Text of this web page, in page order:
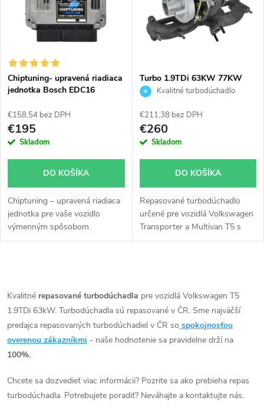
i
e
p
r
d
u
t
o
v
s
p
r
o
d
u
k
o
v
Chiptuning- upravená riadiaca
jednotka Bosch EDC16
€158,54 bez DPH
€195
Skladom
DO KOŠÍKA
Chiptuning – upravená riadiaca
jednotka pre vaše vozidlo
výmenným spôsobom.
Turbo 1.9TDi 63KW 77KW
AXB AXC Transporter
54399700020
Kvalitné turbodúchadlo
€211,38 bez DPH
€260
Skladom
DO KOŠÍKA
Repasované turbodúchadlo
určené pre vozidlá Volkswagen
Transporter a Multivan T5 s
motormi 1.9TDi 63KW a 77KW
v
l
á
a
Kvalitné repasované turbodúchadla pre vozidlá Volkswagen T5
1.9TDi 63kW. Turbodúchadla sú repasované v ČR. Sme najväčší
predajca repasovaných turbodúchadiel v ČR so spokojnosťou
overenou zákazníkmi - naše hodnotenie sa pravidelne drží na
100%.
Chcete sa dozvedieť viac informácii? Pozrite sa ako prebieha repas
turbodúchadla. Potrebujete poradiť? Neváhajte a kontaktujte nás.